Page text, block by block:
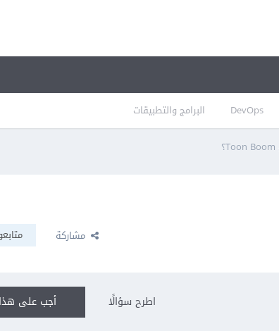
DevOps البرامج والتطبيقات
مشاركة
أجب على اطرح سؤالًا